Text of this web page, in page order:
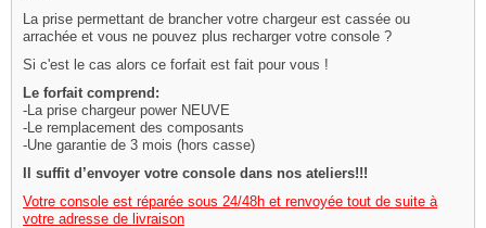
La prise permettant de brancher votre chargeur est cassée ou
arrachée et vous ne pouvez plus recharger votre console ?
Si c'est le cas alors ce forfait est fait pour vous !
Le forfait comprend:
-La prise chargeur power NEUVE
-Le remplacement des composants
-Une garantie de 3 mois (hors casse)
Il suffit d’envoyer votre console dans nos ateliers!!!
Votre console est réparée sous 24/48h et renvoyée tout de suite à
votre adresse de livraison